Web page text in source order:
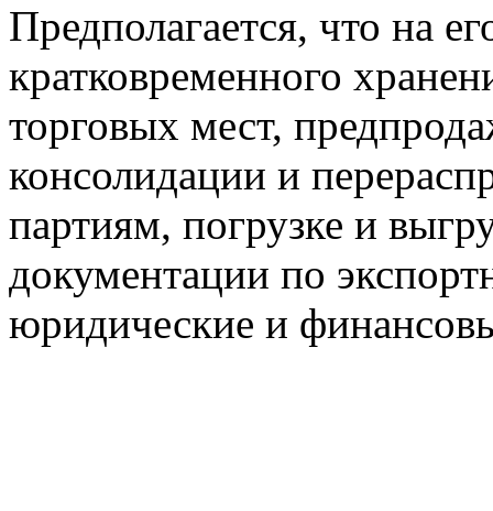
Предполагается, что на
кратковременного
торговых мест,
консолидации и
партиям, погрузке и
документации по
юридические и